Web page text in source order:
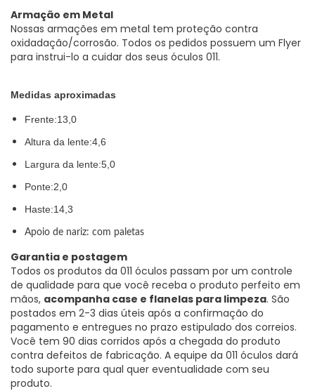
Armação em Metal
Nossas armações em metal tem proteção contra
oxidadação/corrosão. Todos os pedidos possuem um Flyer
para instrui-lo a cuidar dos seus óculos 011.
Medidas aproximadas
Frente:13,0
Altura da lente:4,6
Largura da lente:5,0
Ponte:2,0
Haste:14,3
Apoio de nariz: com paletas
Garantia e postagem
Todos os produtos da 011 óculos passam por um controle
de qualidade para que você receba o produto perfeito em
mãos, acompanha case e flanelas para limpeza. São
postados em 2-3 dias úteis após a confirmação do
pagamento e entregues no prazo estipulado dos correios.
Você tem 90 dias corridos após a chegada do produto
contra defeitos de fabricação. A equipe da 011 óculos dará
todo suporte para qual quer eventualidade com seu
produto.